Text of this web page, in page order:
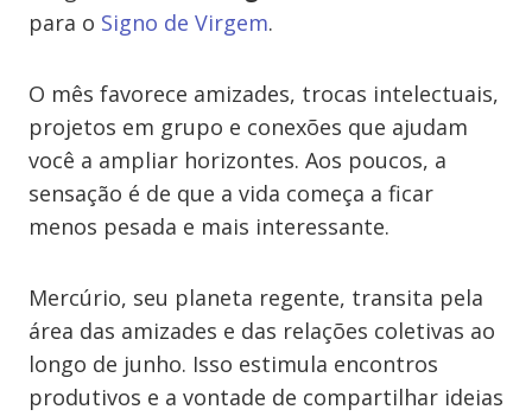
para o Signo de Virgem.
O mês favorece amizades, trocas intelectuais,
projetos em grupo e conexões que ajudam
você a ampliar horizontes. Aos poucos, a
sensação é de que a vida começa a ficar
menos pesada e mais interessante.
Mercúrio, seu planeta regente, transita pela
área das amizades e das relações coletivas ao
longo de junho. Isso estimula encontros
produtivos e a vontade de compartilhar ideias